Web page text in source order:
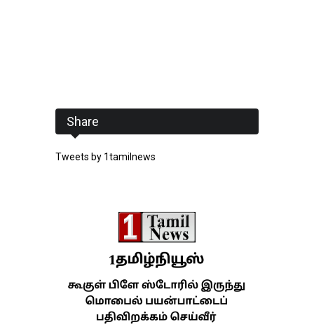
Share
Tweets by 1tamilnews